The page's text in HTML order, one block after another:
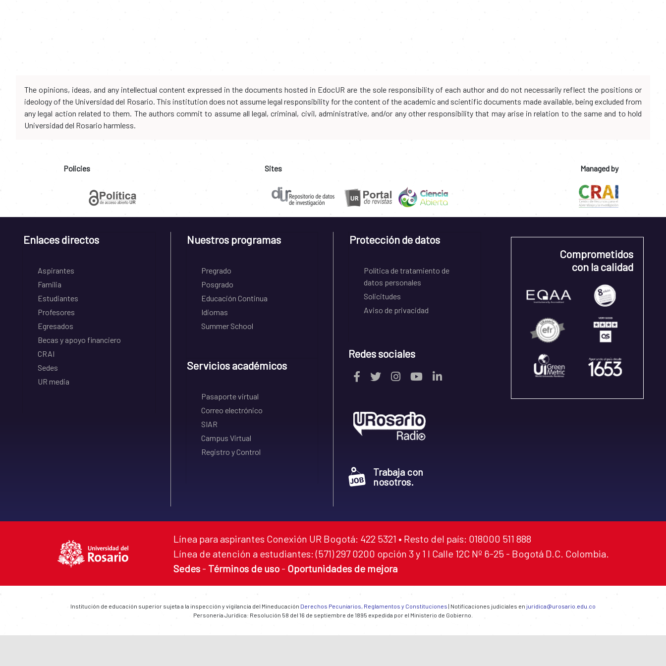
The opinions, ideas, and any intellectual content expressed in the documents hosted in EdocUR are the sole responsibility of each author and do not necessarily reflect the positions or
ideology of the Universidad del Rosario. This institution does not assume legal responsibility for the content of the academic and scientific documents made available, being excluded from
any legal action related to them. The authors commit to assume all legal, criminal, civil, administrative, and/or any other responsibility that may arise in relation to the same and to hold
Universidad del Rosario harmless.
Policies Sites Managed by
Enlaces directos
Aspirantes
Familia
Estudiantes
Profesores
Egresados
Becas y apoyo financiero
CRAI
Sedes
UR media
Nuestros programas
Pregrado
Posgrado
Educación Continua
Idiomas
Summer School
Servicios académicos
Pasaporte virtual
Correo electrónico
SIAR
Campus Virtual
Registro y Control
Protección de datos
Política de tratamiento de
datos personales
Solicitudes
Aviso de privacidad
Redes sociales
Trabaja con
nosotros.
Comprometidos
con la calidad
Línea para aspirantes Conexión UR Bogotá: 422 5321 • Resto del país: 018000 511 888
Línea de atención a estudiantes: (571) 297 0200 opción 3 y 1 I Calle 12C Nº 6-25 - Bogotá D.C. Colombia.
Sedes - Términos de uso - Oportunidades de mejora
Institución de educación superior sujeta a la inspección y vigilancia del Mineducación Derechos Pecuniarios, Reglamentos y Constituciones | Notificaciones judiciales en juridica@urosario.edu.co
Personería Jurídica: Resolución 58 del 16 de septiembre de 1895 expedida por el Ministerio de Gobierno.